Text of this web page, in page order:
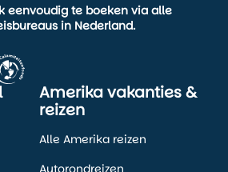
eenvoudig te boeken via alle
in Nederland.
Amerika vakanties &
reizen
Alle Amerika reizen